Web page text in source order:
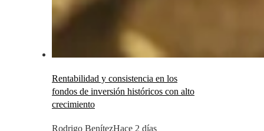
Rentabilidad y consistencia en los
fondos de inversión históricos con alto
crecimiento
Rodrigo BenítezHace 2 días